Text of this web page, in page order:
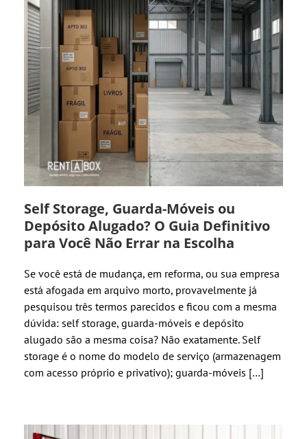
Self Storage, Guarda-Móveis ou
Depósito Alugado? O Guia Definitivo
para Você Não Errar na Escolha
Se você está de mudança, em reforma, ou sua empresa
está afogada em arquivo morto, provavelmente já
pesquisou três termos parecidos e ficou com a mesma
dúvida: self storage, guarda-móveis e depósito
alugado são a mesma coisa? Não exatamente. Self
storage é o nome do modelo de serviço (armazenagem
com acesso próprio e privativo); guarda-móveis […]